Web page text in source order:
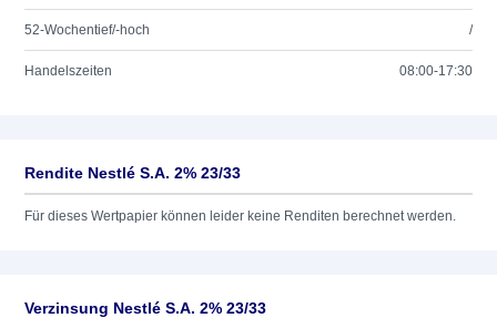
52-Wochentief/-hoch /
Handelszeiten 08:00-17:30
Rendite Nestlé S.A. 2% 23/33
Für dieses Wertpapier können leider keine Renditen berechnet werden.
Verzinsung Nestlé S.A. 2% 23/33